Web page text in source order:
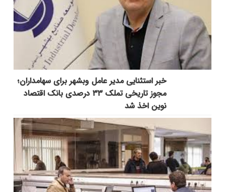
خبر استثنایی مدیر عامل وبشهر برای سهامداران؛
مجوز تاریخی تملک ۳۳ درصدی بانک اقتصاد
نوین اخذ شد